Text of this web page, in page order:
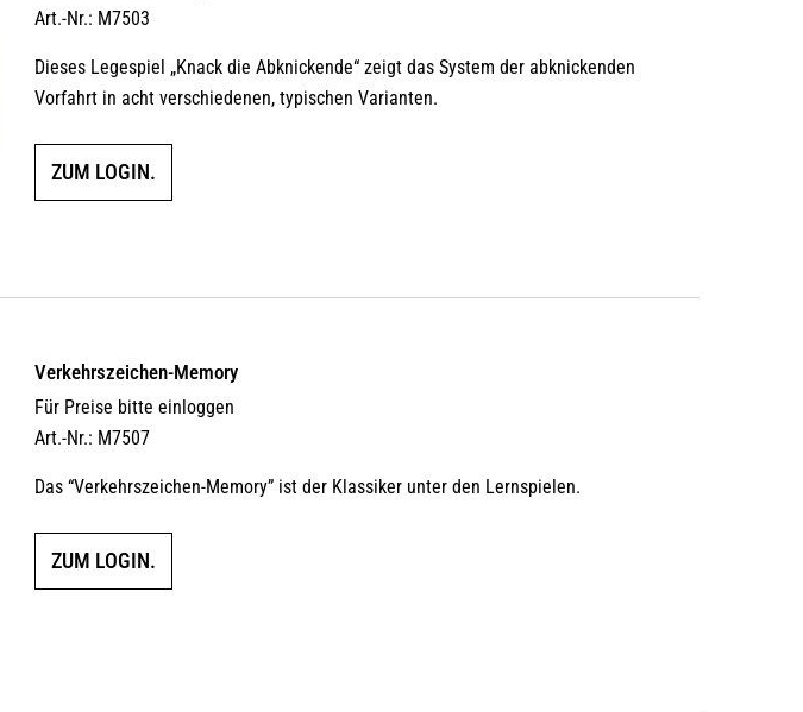
Art.-Nr.: M7503
Dieses Legespiel „Knack die Abknickende“ zeigt das System der abknickenden
Vorfahrt in acht verschiedenen, typischen Varianten.
ZUM LOGIN.
Verkehrszeichen-Memory
Für Preise bitte einloggen
Art.-Nr.: M7507
Das “Verkehrszeichen-Memory” ist der Klassiker unter den Lernspielen.
ZUM LOGIN.